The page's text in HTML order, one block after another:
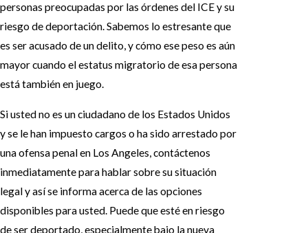
personas preocupadas por las órdenes del ICE y su
riesgo de deportación. Sabemos lo estresante que
es ser acusado de un delito, y cómo ese peso es aún
mayor cuando el estatus migratorio de esa persona
está también en juego.
Si usted no es un ciudadano de los Estados Unidos
y se le han impuesto cargos o ha sido arrestado por
una ofensa penal en Los Angeles, contáctenos
inmediatamente para hablar sobre su situación
legal y así se informa acerca de las opciones
disponibles para usted. Puede que esté en riesgo
de ser deportado, especialmente bajo la nueva